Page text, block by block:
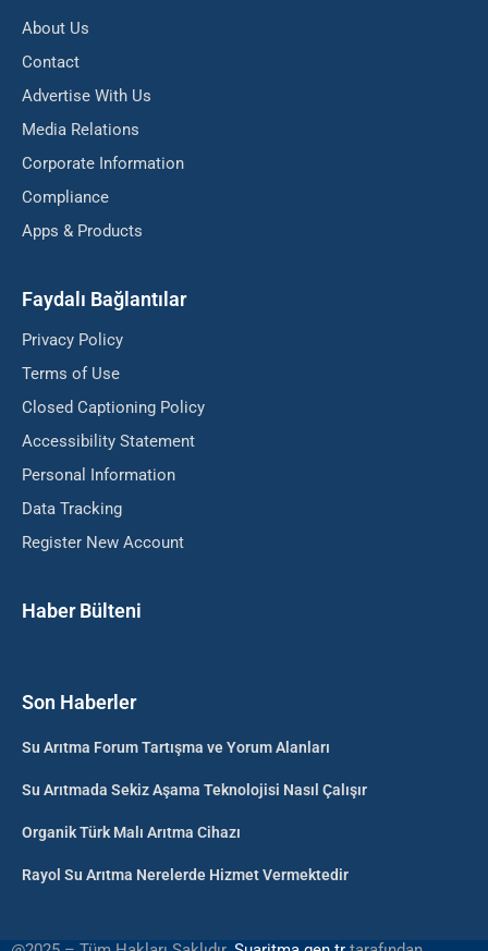
About Us
Contact
Advertise With Us
Media Relations
Corporate Information
Compliance
Apps & Products
Faydalı Bağlantılar
Privacy Policy
Terms of Use
Closed Captioning Policy
Accessibility Statement
Personal Information
Data Tracking
Register New Account
Haber Bülteni
Son Haberler
Su Arıtma Forum Tartışma ve Yorum Alanları
Su Arıtmada Sekiz Aşama Teknolojisi Nasıl Çalışır
Organik Türk Malı Arıtma Cihazı
Rayol Su Arıtma Nerelerde Hizmet Vermektedir